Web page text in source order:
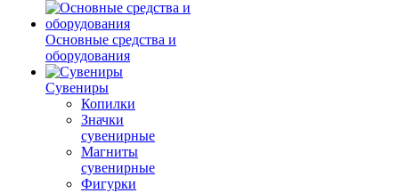
Основные средства и
оборудования
Сувениры
Копилки
Значки
сувенирные
Магниты
сувенирные
Фигурки